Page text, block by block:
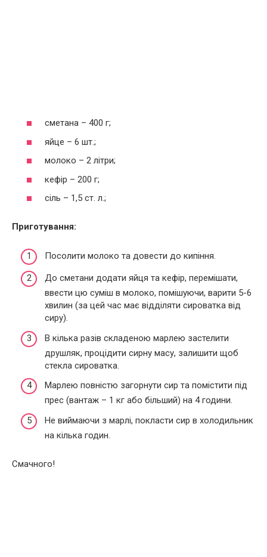
сметана – 400 г;
яйце – 6 шт.;
молоко – 2 літри;
кефір – 200 г;
сіль – 1,5 ст. л.;
Приготування:
Посолити молоко та довести до кипіння.
До сметани додати яйця та кефір, перемішати,
ввести цю суміш в молоко, помішуючи, варити 5-6
хвилин (за цей час має відділяти сироватка від
сиру).
В кілька разів складеною марлею застелити
друшляк, процідити сирну масу, залишити щоб
стекла сироватка.
Марлею повністю загорнути сир та помістити під
прес (вантаж – 1 кг або більший) на 4 години.
Не виймаючи з марлі, покласти сир в холодильник
на кілька годин.
Смачного!